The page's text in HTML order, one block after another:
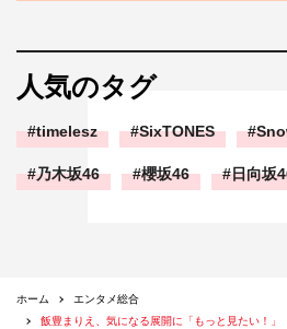
人気のタグ
timelesz SixTONES
乃木坂46 櫻坂46 日向坂
ホーム
エンタメ総合
飯豊まりえ、気になる展開に「もっと見たい！」